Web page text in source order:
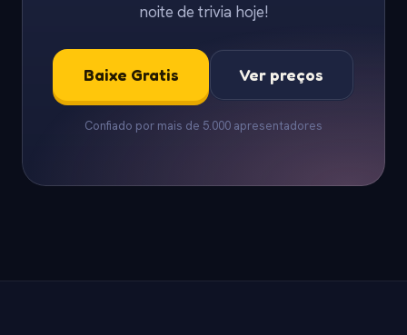
noite de trivia hoje!
Baixe Gratis Ver preços
Confiado por mais de 5.000 apresentadores